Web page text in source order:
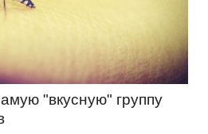
"вкусную" группу